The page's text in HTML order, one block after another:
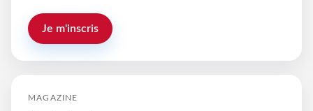
Je m'inscris
MAGAZINE